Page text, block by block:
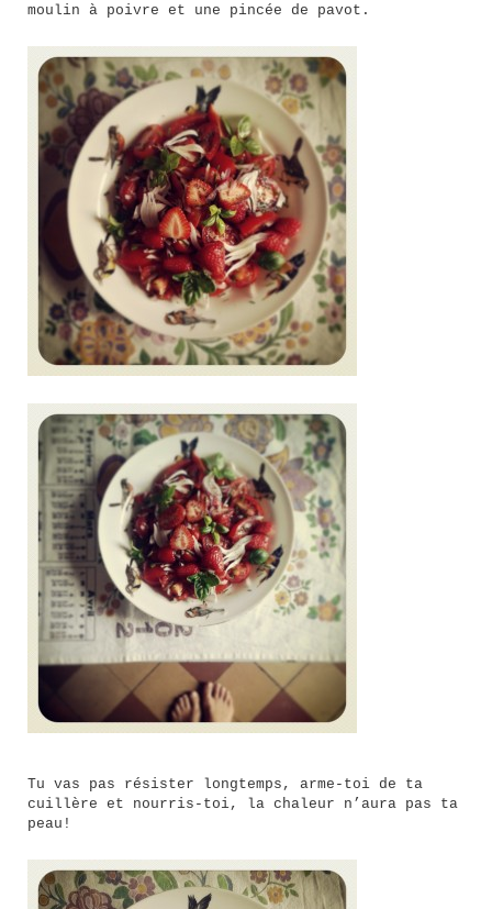
moulin à poivre et une pincée de pavot.
Tu vas pas résister longtemps, arme-toi de ta
cuillère et nourris-toi, la chaleur n’aura pas ta
peau!